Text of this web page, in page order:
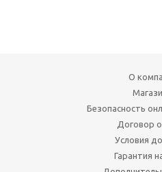
О
Безопасность
Договор
Условия
Гарантия